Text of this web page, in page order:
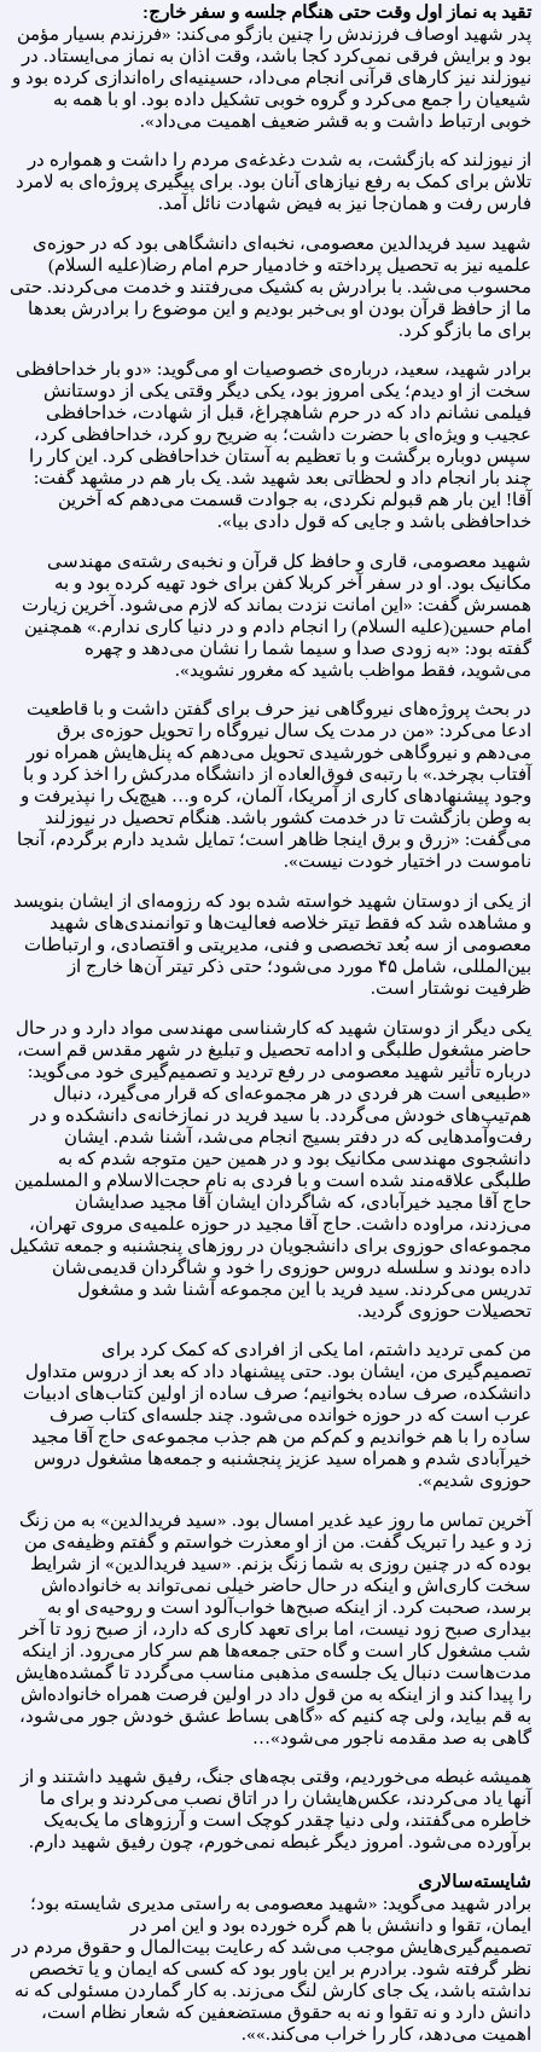
تقید به نماز اول وقت حتی هنگام جلسه و سفر خارج:
پدر شهید اوصاف فرزندش را چنین بازگو می‌کند: «فرزندم بسیار مؤمن
بود و برایش فرقی نمی‌کرد کجا باشد، وقت اذان به نماز می‌ایستاد. در
نیوزلند نیز کارهای قرآنی انجام می‌داد، حسینیه‌ای راه‌اندازی کرده بود و
شیعیان را جمع می‌کرد و گروه خوبی تشکیل داده بود. او با همه به
خوبی ارتباط داشت و به قشر ضعیف اهمیت می‌داد».
از نیوزلند که بازگشت، به شدت دغدغه‌ی مردم را داشت و همواره در
تلاش برای کمک به رفع نیازهای آنان بود. برای پیگیری پروژه‌ای به لامرد
فارس رفت و همان‌جا نیز به فیض شهادت نائل آمد.
شهید سید فریدالدین معصومی، نخبه‌ای دانشگاهی بود که در حوزه‌ی
علمیه نیز به تحصیل پرداخته و خادمیار حرم امام رضا(علیه السلام)
محسوب می‌شد. با برادرش به کشیک می‌رفتند و خدمت می‌کردند. حتی
ما از حافظ قرآن بودن او بی‌خبر بودیم و این موضوع را برادرش بعدها
برای ما بازگو کرد.
برادر شهید، سعید، درباره‌ی خصوصیات او می‌گوید: «دو بار خداحافظی
سخت از او دیدم؛ یکی امروز بود، یکی دیگر وقتی یکی از دوستانش
فیلمی نشانم داد که در حرم شاهچراغ، قبل از شهادت، خداحافظی
عجیب و ویژه‌ای با حضرت داشت؛ به ضریح رو کرد، خداحافظی کرد،
سپس دوباره برگشت و با تعظیم به آستان خداحافظی کرد. این کار را
چند بار انجام داد و لحظاتی بعد شهید شد. یک بار هم در مشهد گفت:
آقا! این بار هم قبولم نکردی، به جوادت قسمت می‌دهم که آخرین
خداحافظی باشد و جایی که قول دادی بیا».
شهید معصومی، قاری و حافظ کل قرآن و نخبه‌ی رشته‌ی مهندسی
مکانیک بود. او در سفر آخر کربلا کفن برای خود تهیه کرده بود و به
همسرش گفت: «این امانت نزدت بماند که لازم می‌شود. آخرین زیارت
امام حسین(علیه السلام) را انجام دادم و در دنیا کاری ندارم.» همچنین
گفته بود: «به زودی صدا و سیما شما را نشان می‌دهد و چهره
می‌شوید، فقط مواظب باشید که مغرور نشوید».
در بحث پروژه‌های نیروگاهی نیز حرف برای گفتن داشت و با قاطعیت
ادعا می‌کرد: «من در مدت یک سال نیروگاه را تحویل حوزه‌ی برق
می‌دهم و نیروگاهی خورشیدی تحویل می‌دهم که پنل‌هایش همراه نور
آفتاب بچرخد.» با رتبه‌ی فوق‌العاده از دانشگاه مدرکش را اخذ کرد و با
وجود پیشنهادهای کاری از آمریکا، آلمان، کره و… هیچ‌یک را نپذیرفت و
به وطن بازگشت تا در خدمت کشور باشد. هنگام تحصیل در نیوزلند
می‌گفت: «زرق و برق اینجا ظاهر است؛ تمایل شدید دارم برگردم، آنجا
ناموست در اختیار خودت نیست».
از یکی از دوستان شهید خواسته شده بود که رزومه‌ای از ایشان بنویسد
و مشاهده شد که فقط تیتر خلاصه فعالیت‌ها و توانمندی‌های شهید
معصومی از سه بُعد تخصصی و فنی، مدیریتی و اقتصادی، و ارتباطات
بین‌المللی، شامل ۴۵ مورد می‌شود؛ حتی ذکر تیتر آن‌ها خارج از
ظرفیت نوشتار است.
یکی دیگر از دوستان شهید که کارشناسی مهندسی مواد دارد و در حال
حاضر مشغول طلبگی و ادامه تحصیل و تبلیغ در شهر مقدس قم است،
درباره تأثیر شهید معصومی در رفع تردید و تصمیم‌گیری خود می‌گوید:
«طبیعی است هر فردی در هر مجموعه‌ای که قرار می‌گیرد، دنبال
هم‌تیپ‌های خودش می‌گردد. با سید فرید در نمازخانه‌ی دانشکده و در
رفت‌وآمدهایی که در دفتر بسیج انجام می‌شد، آشنا شدم. ایشان
دانشجوی مهندسی مکانیک بود و در همین حین متوجه شدم که به
طلبگی علاقه‌مند شده است و با فردی به نام حجت‌الاسلام و المسلمین
حاج آقا مجید خیرآبادی، که شاگردان ایشان آقا مجید صدایشان
می‌زدند، مراوده داشت. حاج آقا مجید در حوزه علمیه‌ی مروی تهران،
مجموعه‌ای حوزوی برای دانشجویان در روزهای پنجشنبه و جمعه تشکیل
داده بودند و سلسله دروس حوزوی را خود و شاگردان قدیمی‌شان
تدریس می‌کردند. سید فرید با این مجموعه آشنا شد و مشغول
تحصیلات حوزوی گردید.
من کمی تردید داشتم، اما یکی از افرادی که کمک کرد برای
تصمیم‌گیری من، ایشان بود. حتی پیشنهاد داد که بعد از دروس متداول
دانشکده، صرف ساده بخوانیم؛ صرف ساده از اولین کتاب‌های ادبیات
عرب است که در حوزه خوانده می‌شود. چند جلسه‌ای کتاب صرف
ساده را با هم خواندیم و کم‌کم من هم جذب مجموعه‌ی حاج آقا مجید
خیرآبادی شدم و همراه سید عزیز پنجشنبه و جمعه‌ها مشغول دروس
حوزوی شدیم».
آخرین تماس ما روز عید غدیر امسال بود. «سید فریدالدین» به من زنگ
زد و عید را تبریک گفت. من از او معذرت خواستم و گفتم وظیفه‌ی من
بوده که در چنین روزی به شما زنگ بزنم. «سید فریدالدین» از شرایط
سخت کاری‌اش و اینکه در حال حاضر خیلی نمی‌تواند به خانواده‌اش
برسد، صحبت کرد. از اینکه صبح‌ها خواب‌آلود است و روحیه‌ی او به
بیداری صبح زود نیست، اما برای تعهد کاری که دارد، از صبح زود تا آخر
شب مشغول کار است و گاه حتی جمعه‌ها هم سر کار می‌رود. از اینکه
مدت‌هاست دنبال یک جلسه‌ی مذهبی مناسب می‌گردد تا گمشده‌هایش
را پیدا کند و از اینکه به من قول داد در اولین فرصت همراه خانواده‌اش
به قم بیاید، ولی چه کنیم که «گاهی بساط عشق خودش جور می‌شود،
گاهی به صد مقدمه ناجور می‌شود»…
همیشه غبطه می‌خوردیم، وقتی بچه‌های جنگ، رفیق شهید داشتند و از
آنها یاد می‌کردند، عکس‌هایشان را در اتاق نصب می‌کردند و برای ما
خاطره می‌گفتند، ولی دنیا چقدر کوچک است و آرزوهای ما یک‌به‌یک
برآورده می‌شود. امروز دیگر غبطه نمی‌خورم، چون رفیق شهید دارم.
شایسته‌سالاری
برادر شهید می‌گوید: «شهید معصومی به راستی مدیری شایسته بود؛
ایمان، تقوا و دانشش با هم گره خورده بود و این امر در
تصمیم‌گیری‌هایش موجب می‌شد که رعایت بیت‌المال و حقوق مردم در
نظر گرفته شود. برادرم بر این باور بود که کسی که ایمان و یا تخصص
نداشته باشد، یک جای کارش لنگ می‌زند. به کار گماردن مسئولی که نه
دانش دارد و نه تقوا و نه به حقوق مستضعفین که شعار نظام است،
اهمیت می‌دهد، کار را خراب می‌کند.»».